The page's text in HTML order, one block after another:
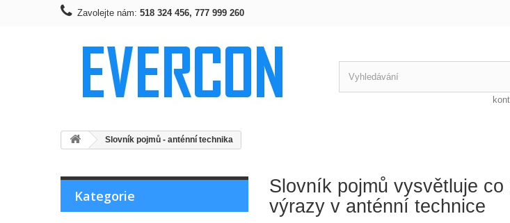
Zavolejte nám: 518 324 456, 777 999 260
Slovník pojmů - anténní technika
Kategorie
Slovník pojmů vysvětluje
výrazy v anténní technice